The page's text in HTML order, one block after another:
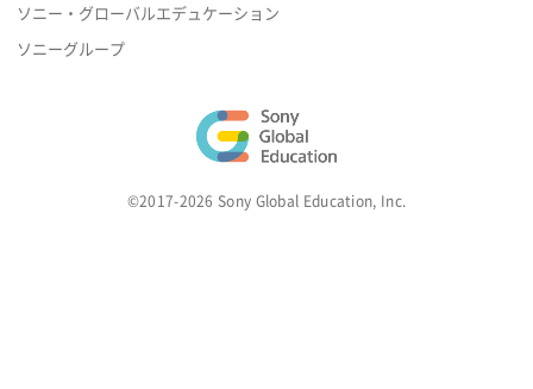
ソニー・グローバルエデュケーション
ソニーグループ
©2017-2026 Sony Global Education, Inc.